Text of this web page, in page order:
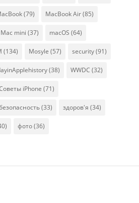
(79) MacBook Air(85)
Mac mini (37) macOS (64)
(134) Mosyle (57) security(91)
(38) WWDC (32)
iPhone (71)
(33) здоров'я (34)
фото(36)